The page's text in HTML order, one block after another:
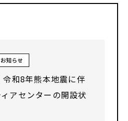
お知らせ
令和8年熊本地震に伴
アセンターの開設状